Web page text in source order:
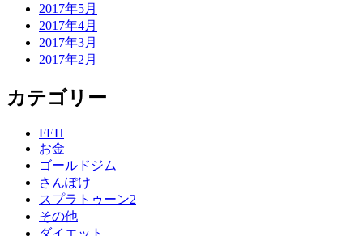
2017年5月
2017年4月
2017年3月
2017年2月
カテゴリー
FEH
お金
ゴールドジム
さんぽけ
スプラトゥーン2
その他